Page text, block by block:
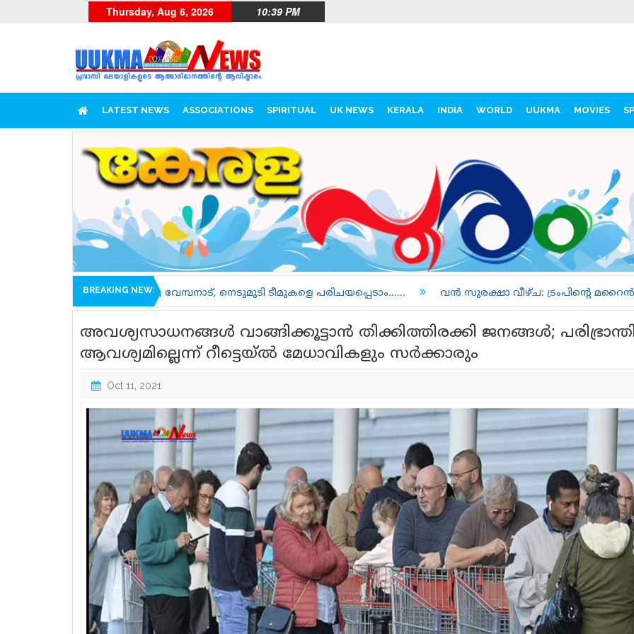
Thursday, Aug 6, 2026 10:39 PM
LATEST NEWS ASSOCIATIONS SPIRITUAL UK NEWS KERALA INDIA WORLD UUKMA MOVIES
BREAKING NEWS
വേമ്പനാട്, നെടുമുടി ടീമുകളെ പരിചയപ്പെടാം...... വൻ സുരക്ഷാ വീഴ്ച: ട്രംപിന്റെ മറൈൻ വണ്ണും
അവശ്യസാധനങ്ങൾ വാങ്ങിക്കൂട്ടാൻ തിക്കിത്തിരക്കി ജനങ്ങൾ;
ആവശ്യമില്ലെന്ന് റീട്ടെയ്ൽ മേധാവികളും സർക്കാരും
Oct 11, 2021